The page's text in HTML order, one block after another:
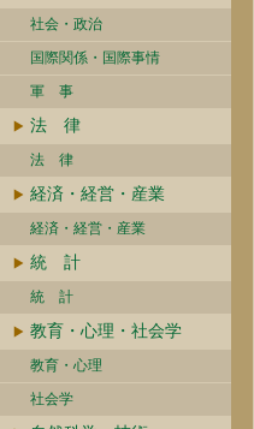
社会・政治
国際関係・国際事情
軍 事
法 律
法 律
経済・経営・産業
経済・経営・産業
統 計
統 計
教育・心理・社会学
教育・心理
社会学